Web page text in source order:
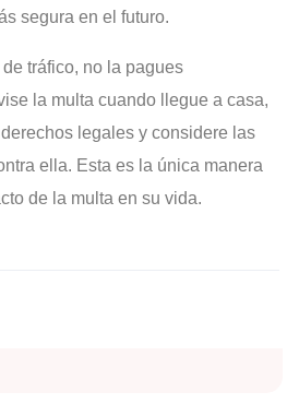
segura en el futuro.
tráfico, no la pagues
la multa cuando llegue a casa,
legales y considere las
ella. Esta es la única manera
de la multa en su vida.